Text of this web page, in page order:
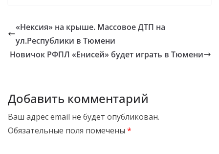
«Нексия» на крыше. Массовое ДТП на
ул.Республики в Тюмени
Новичок РФПЛ «Енисей» будет играть в Тюмени
Добавить комментарий
Ваш адрес email не будет опубликован.
Обязательные поля помечены *